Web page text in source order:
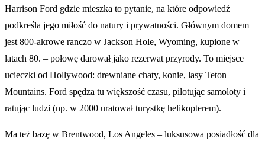
Harrison Ford gdzie mieszka to pytanie, na które odpowiedź
podkreśla jego miłość do natury i prywatności. Głównym domem
jest 800-akrowe ranczo w Jackson Hole, Wyoming, kupione w
latach 80. – połowę darował jako rezerwat przyrody. To miejsce
ucieczki od Hollywood: drewniane chaty, konie, lasy Teton
Mountains. Ford spędza tu większość czasu, pilotując samoloty i
ratując ludzi (np. w 2000 uratował turystkę helikopterem).
Ma też bazę w Brentwood, Los Angeles – luksusowa posiadłość dla